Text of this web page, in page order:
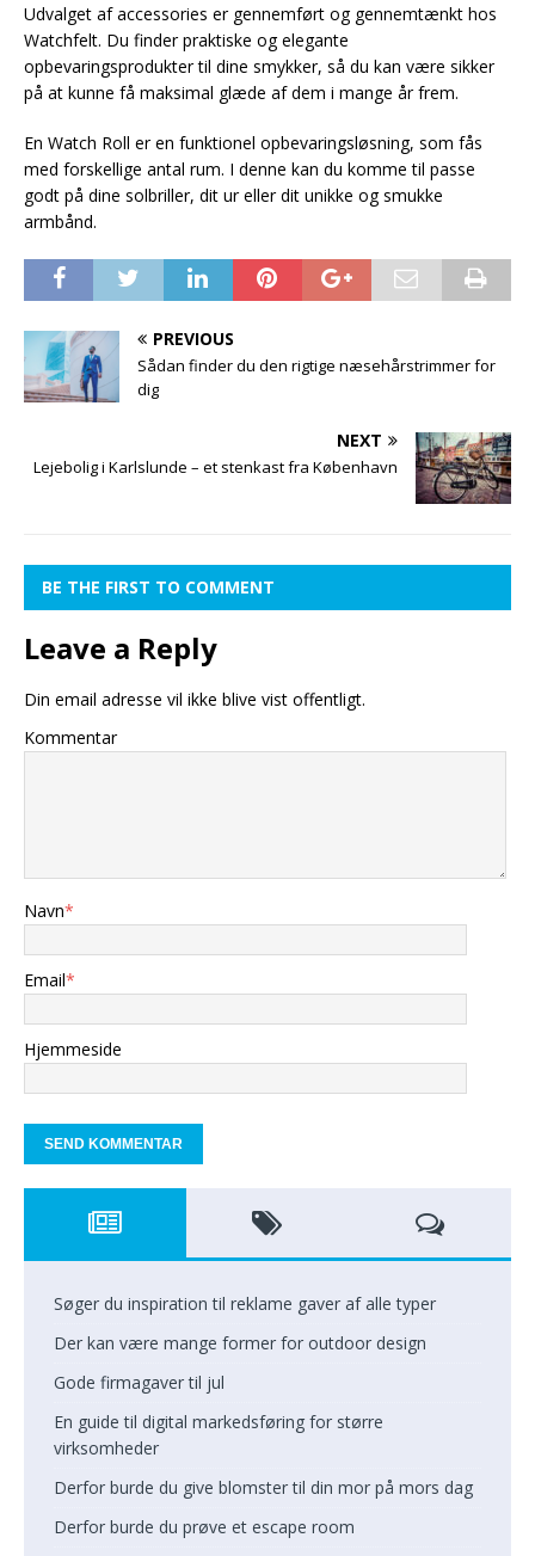
Udvalget af accessories er gennemført og gennemtænkt hos
Watchfelt. Du finder praktiske og elegante
opbevaringsprodukter til dine smykker, så du kan være sikker
på at kunne få maksimal glæde af dem i mange år frem.
En Watch Roll er en funktionel opbevaringsløsning, som fås
med forskellige antal rum. I denne kan du komme til passe
godt på dine solbriller, dit ur eller dit unikke og smukke
armbånd.
PREVIOUS
Sådan finder du den rigtige næsehårstrimmer for
dig
NEXT
Lejebolig i Karlslunde – et stenkast fra København
BE THE FIRST TO COMMENT
Leave a Reply
Din email adresse vil ikke blive vist offentligt.
Kommentar
Navn*
Email*
Hjemmeside
Søger du inspiration til reklame gaver af alle typer
Der kan være mange former for outdoor design
Gode firmagaver til jul
En guide til digital markedsføring for større
virksomheder
Derfor burde du give blomster til din mor på mors dag
Derfor burde du prøve et escape room